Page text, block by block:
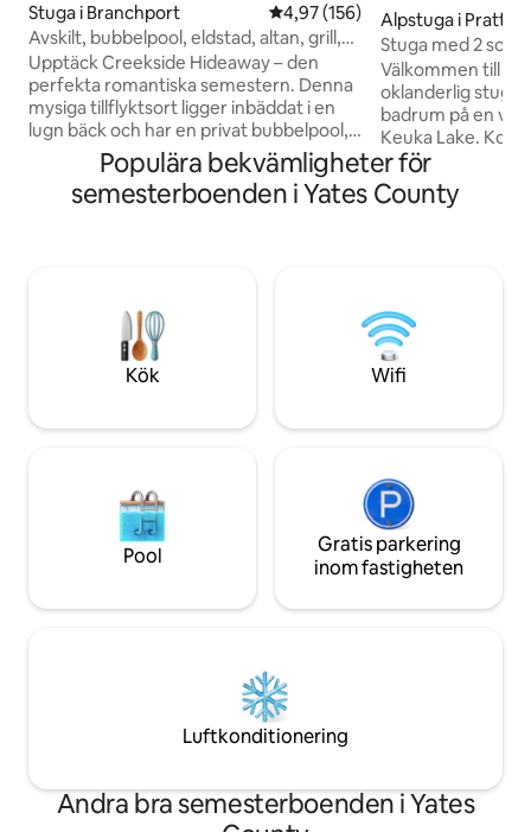
Stuga i Branchport 4,97 av 5 i genomsnittligt
4,97 (156)
Avskilt, bubbelpool, eldstad, altan, grill,
husdjur
Upptäck Creekside Hideaway – den
perfekta romantiska semestern. Denna
mysiga tillflyktsort ligger inbäddat i en
lugn bäck och har en privat bubbelpool,
en knäckande eldstad och en gasspis för
ultimat avkoppling. Omgiven av naturen
är den idealisk för att koppla av
blötläggning under stjärnorna, erbjuder
Creekside Hideaway en lugn tillflyktsort
för att skapa bestående minnen i en
avskild, naturskön miljö.
Alpstuga i
Stuga med 2
en vingård på
Välkommen till
oklanderlig stuga
badrum på en
Keuka Lake. Koppla av på ett stort,
privat däck
året runt medan
i de omgivande
restauranger,
sevärdheter.
njuta av allt som
Populära bekvämligheter för
semesterboenden i Yates County
Kök Wifi
Pool
Gratis parkering
inom fastigheten
Luftkonditionering
Andra bra semesterboenden i Yates